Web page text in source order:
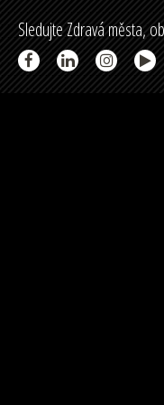
Sledujte Zdravá města,